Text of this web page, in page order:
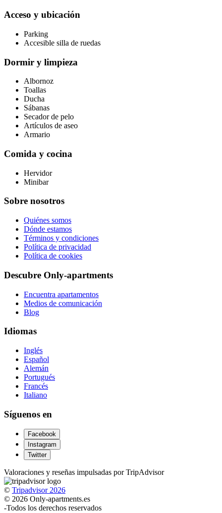
Acceso y ubicación
Parking
Accesible silla de ruedas
Dormir y limpieza
Albornoz
Toallas
Ducha
Sábanas
Secador de pelo
Artículos de aseo
Armario
Comida y cocina
Hervidor
Minibar
Sobre nosotros
Quiénes somos
Dónde estamos
Términos y condiciones
Política de privacidad
Política de cookies
Descubre Only-apartments
Encuentra apartamentos
Medios de comunicación
Blog
Idiomas
Inglés
Español
Alemán
Portugués
Francés
Italiano
Síguenos en
Facebook
Instagram
Twitter
Valoraciones y reseñas impulsadas por TripAdvisor
© Tripadvisor 2026
© 2026 Only-apartments.es
-Todos los derechos reservados